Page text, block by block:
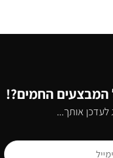
המבצעים החמים?!
לעדכן אותך...